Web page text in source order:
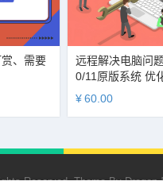
、需要
远程解决电脑问
0/11原版系统 优
障排查 硬件检测
¥60.00
Reserved. Theme ByDragon